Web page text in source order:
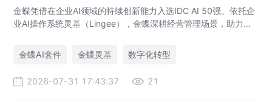
金蝶凭借在企业AI领域的持续创新能力入选IDC AI 50强。依托企
业AI操作系统灵基（Lingee），金蝶深耕经营管理场景，助力企
金蝶AI套件
金蝶灵基 数字化转型
2026-07-31 17:43:37 21